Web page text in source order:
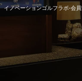
イノベーションゴルフラボ-会